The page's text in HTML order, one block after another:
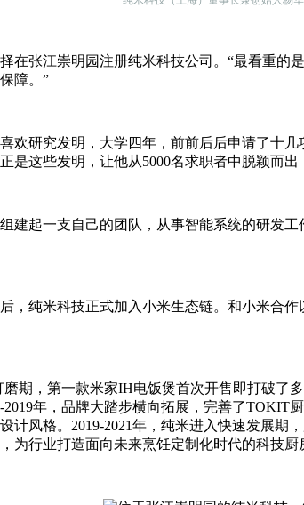
在张江崇明园注册纯米科技公司。“最看重的
障。”
欢研究发明，大学四年，前前后后申请了十
是这些发明，让他从5000名求职者中脱颖而
建起一支自己的团队，从事智能系统的研发
，纯米科技正式加入小米生态链。和小米合
磨期，第一款米家IH电饭煲首次开售即打破了
年，品牌大踏步横向拓展，完善了TOKIT
计风格。2019-2021年，纯米进入快速发展期
为行业打造面向未来烹饪定制化时代的科技厨